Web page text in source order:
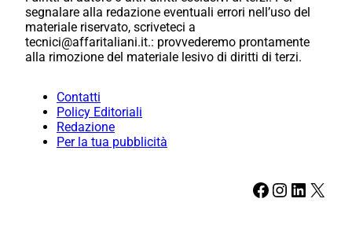
segnalare alla redazione eventuali errori nell’uso del
materiale riservato, scriveteci a
tecnici@affaritaliani.it.: provvederemo prontamente
alla rimozione del materiale lesivo di diritti di terzi.
Contatti
Policy Editoriali
Redazione
Per la tua pubblicità
Facebook Instagram LinkedIn X